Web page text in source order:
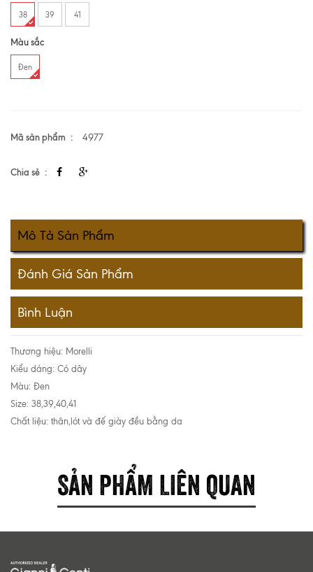
38 39 41
Màu sắc
Đen
Mã sản phẩm 4977
Chia sẻ
Mô Tả Sản Phẩm
Đánh Giá Sản Phẩm
Bình Luận
Thương hiệu: Morelli
Kiểu dáng: Có dây
Màu: Đen
Size: 38,39,40,41
Chất liệu: thân,lót và đế giày đều bằng da
SẢN PHẨM LIÊN QUAN